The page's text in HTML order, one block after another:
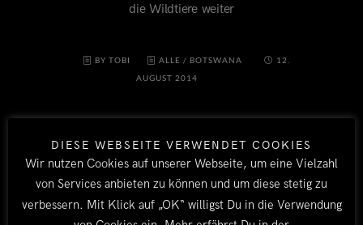
die Wildtiere weiter
BY TOBI ALLE / BOTSWANA
12.
AUGUST 2014
DIESE WEBSEITE VERWENDET COOKIES
Wir nutzen Cookies auf unserer Webseite, um eine Vielzahl
von Services anbieten zu können und um diese stetig zu
verbessern. Mit Klick auf „OK“ willigst Du in die Verwendung